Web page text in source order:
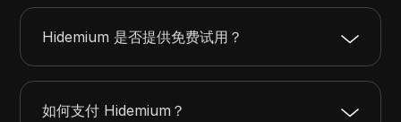
Hidemium 是否提供免费试用？
如何支付 Hidemium？